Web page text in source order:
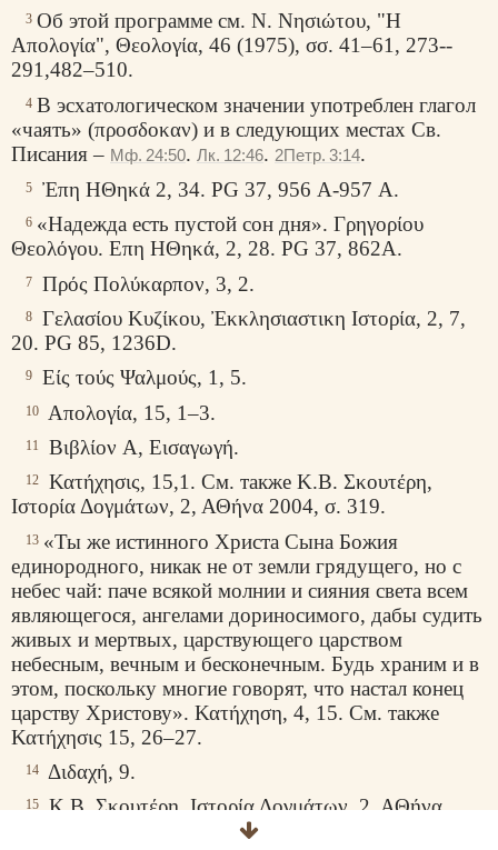
3 Об этой программе см. N.Νησιώτου, "Н
Απολογία", Θεολογία, 46 (1975), σσ. 41–61, 273-­
291,482–510.
4 В эсхатологическом значении употреблен глагол
«чаять» (προσδοκαν) и в следующих местах Св.
Писания – Мф. 24:50. Лк. 12:46. 2Петр. 3:14.
5 Ἐπη ΗΘηκά 2, 34. PG 37, 956 А-957 А.
6 «Надежда есть пустой сон дня».Γρηγορίου
Θεολόγου. Επη ΗΘηκά, 2, 28. PG 37, 862А.
7 Πρός Πολύκαρπον, 3, 2.
8 Γελασίου Κυζίκου,Ἐκκλησιαστικη Ιστορία, 2, 7,
20. PG 85, 1236D.
9 Είς τούς Ψαλμούς, 1, 5.
10 Απολογία, 15, 1–3.
11 Βιβλίον A­,Εισαγωγή.
12 Κατήχησις, 15,1. См. такжеΚ.Β.Σκουτέρη,
Ιστορία Δογμάτων, 2, ΑΘήνα 2004, σ. 319.
13 «Ты же истинного Христа Сына Божия
единородного, никак не от земли грядущего, но с
небес чай: паче всякой молнии и сияния света всем
являющегося, ангелами дориносимого, дабы судить
живых и мертвых, царствующего царством
небесным, вечным и бесконечным. Будь храним и в
этом, поскольку многие говорят, что настал конец
царству Христову». Κατήχηση, 4, 15. См. также
Κατήχησις 15, 26–27.
14 Διδαχή, 9.
15 Κ .Β .Σκουτέρη ,Ιστορία Δογμάτων , 2, ΑΘήνα